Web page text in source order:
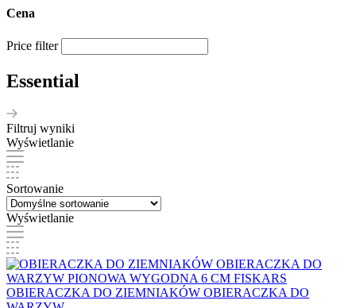
Cena
Price filter
Essential
Filtruj wyniki
Wyświetlanie
Sortowanie
Wyświetlanie
OBIERACZKA DO ZIEMNIAKÓW OBIERACZKA DO